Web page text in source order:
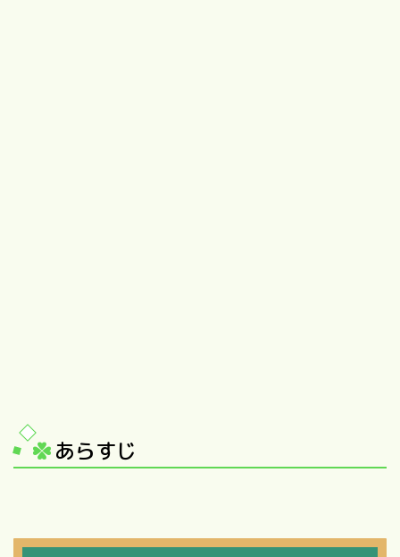
あらすじ